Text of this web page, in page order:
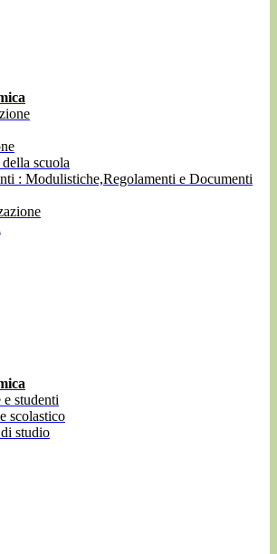
scuola
: Modulistiche,Regolamenti e Documenti
studenti
scolastico
studio